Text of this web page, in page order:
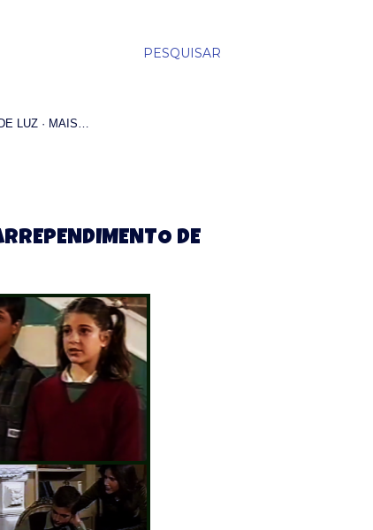
PESQUISAR
LUZ MAIS…
DE